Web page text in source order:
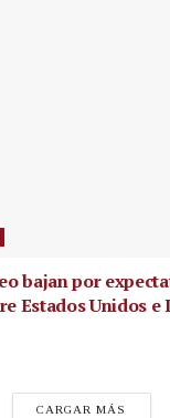
bajan por
Estados Unidos e
CARGAR MÁS